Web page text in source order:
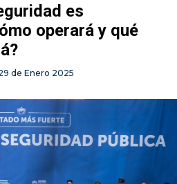
es
operará y qué
de Enero 2025